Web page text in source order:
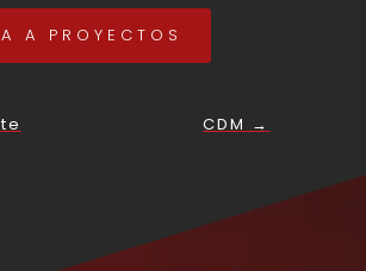
A PROYECTOS
CDM →